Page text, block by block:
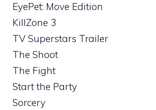
EyePet: Move Edition
KillZone 3
TV Superstars Trailer
The Shoot
The Fight
Start the Party
Sorcery